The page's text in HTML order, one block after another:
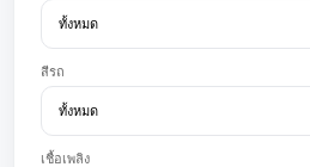
สีรถ
เชื้อเพลิง